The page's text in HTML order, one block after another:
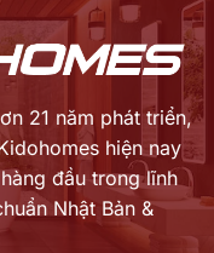
21 năm phát triển,
hiện nay
đầu trong lĩnh
Nhật Bản &